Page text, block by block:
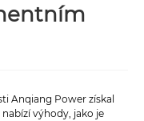
Anqiang Power získal
výhody, jako je